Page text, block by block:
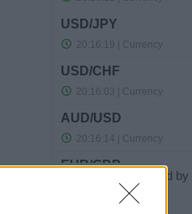
Powered by